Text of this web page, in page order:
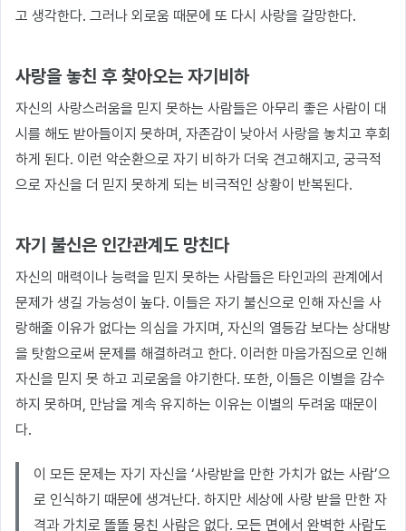
고 생각한다. 그러나 외로움 때문에 또 다시 사랑을 갈망한다.
사랑을 놓친 후 찾아오는 자기비하
자신의 사랑스러움을 믿지 못하는 사람들은 아무리 좋은 사람이 대
시를 해도 받아들이지 못하며, 자존감이 낮아서 사랑을 놓치고 후회
하게 된다. 이런 악순환으로 자기 비하가 더욱 견고해지고, 궁극적
으로 자신을 더 믿지 못하게 되는 비극적인 상황이 반복된다.
자기 불신은 인간관계도 망친다
자신의 매력이나 능력을 믿지 못하는 사람들은 타인과의 관계에서
문제가 생길 가능성이 높다. 이들은 자기 불신으로 인해 자신을 사
랑해줄 이유가 없다는 의심을 가지며, 자신의 열등감 보다는 상대방
을 탓함으로써 문제를 해결하려고 한다. 이러한 마음가짐으로 인해
자신을 믿지 못 하고 괴로움을 야기한다. 또한, 이들은 이별을 감수
하지 못하며, 만남을 계속 유지하는 이유는 이별의 두려움 때문이
다.
이 모든 문제는 자기 자신을 ‘사랑받을 만한 가치가 없는 사람’으
로 인식하기 때문에 생겨난다. 하지만 세상에 사랑 받을 만한 자
격과 가치로 똘똘 뭉친 사람은 없다. 모든 면에서 완벽한 사람도